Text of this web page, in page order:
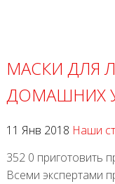
МАСКИ ДЛЯ
ДОМАШНИХ
11 Янв 2018 Наши
352 0 приготовить
Всеми экспертами